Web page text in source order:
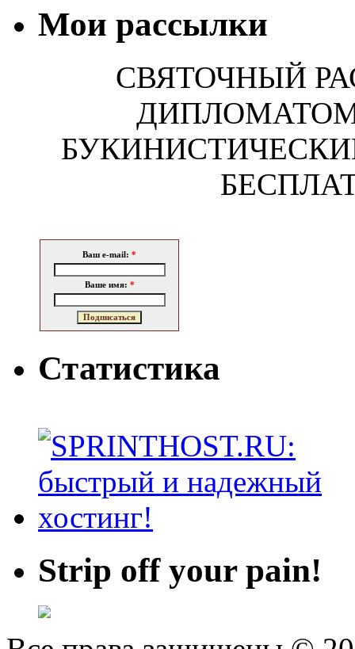
Мои рассылки
СВЯТОЧНЫЙ
Ваш e-mail: *
Ваше имя: *
Статистика
Strip off your pain!